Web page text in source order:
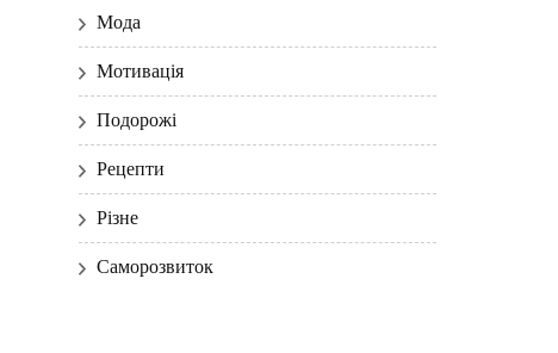
Мода
Мотивація
Подорожі
Рецепти
Різне
Саморозвиток